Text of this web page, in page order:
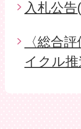
入札公
〈総合
イクル